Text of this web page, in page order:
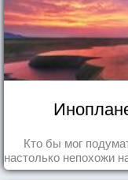
Кто бы мог
настолько непохожи
что